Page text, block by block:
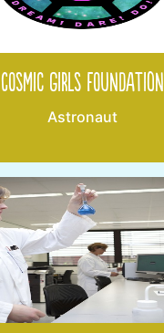
Cosmic Girls Foundation
Astronaut